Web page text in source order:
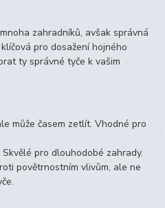
zahradníků, avšak správná
pro dosažení hojného
ty správné tyče k vašim
může časem zetlít. Vhodné pro
pro dlouhodobé zahrady.
povětrnostním vlivům, ale ne